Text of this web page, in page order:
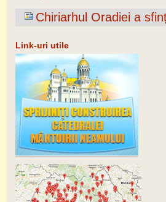
Chiriarhul Oradiei a
Link-uri utile